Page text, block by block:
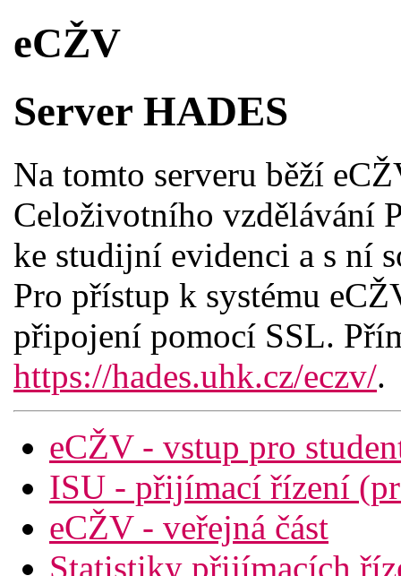
eCŽV
Server HADES
Na tomto serveru běží
Celoživotního vzdělávání
ke studijní evidenci a s ní
Pro přístup k systému
připojení pomocí SSL.
https://hades.uhk.cz/eczv/.
eCŽV - vstup pro
ISU - přijímací řízení
eCŽV - veřejná část
Statistiky přijímacích